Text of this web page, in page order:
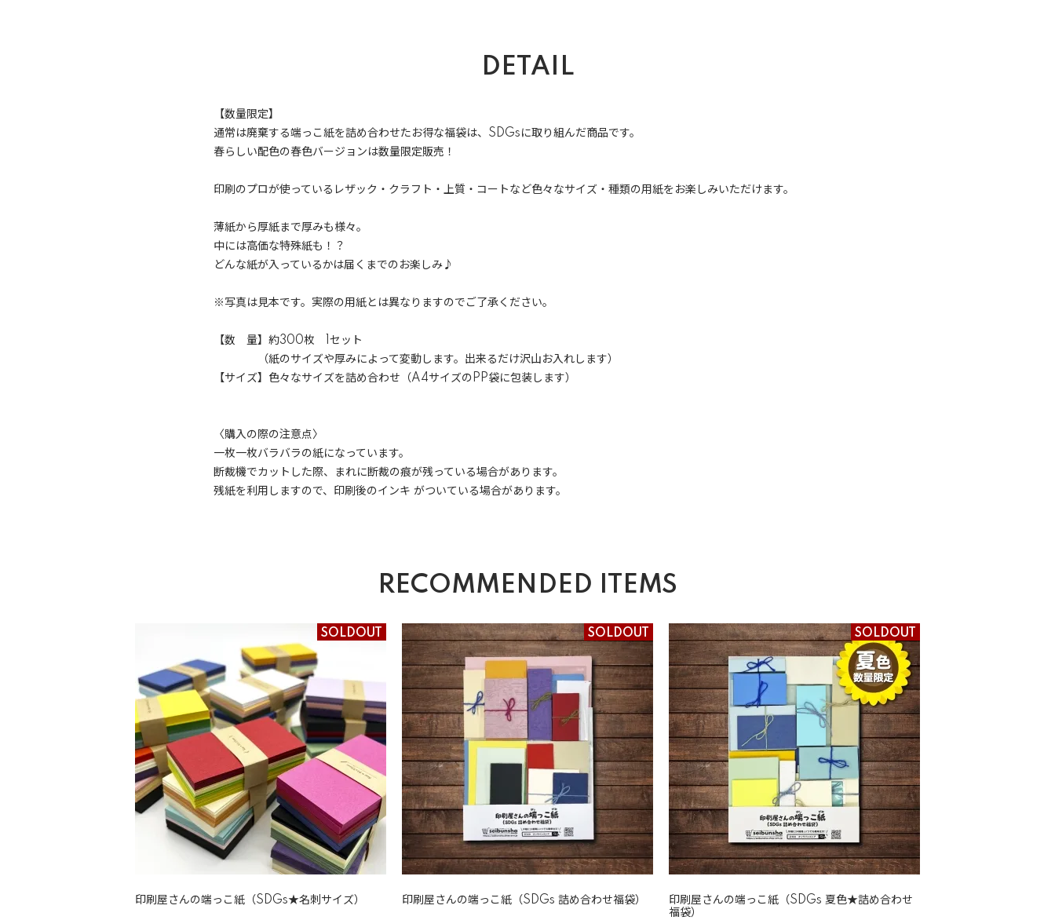
DETAIL
【数量限定】
通常は廃棄する端っこ紙を詰め合わせたお得な福袋は、SDGsに取り組んだ商品です。
春らしい配色の春色バージョンは数量限定販売！
印刷のプロが使っているレザック・クラフト・上質・コートなど色々なサイズ・種類の用紙をお楽しみいただけます。
薄紙から厚紙まで厚みも様々。
中には高価な特殊紙も！？
どんな紙が入っているかは届くまでのお楽しみ♪
※写真は見本です。実際の用紙とは異なりますのでご了承ください。
【数 量】約300枚 1セット
（紙のサイズや厚みによって変動します。出来るだけ沢山お入れします）
【サイズ】色々なサイズを詰め合わせ（A4サイズのPP袋に包装します）
〈購入の際の注意点〉
一枚一枚バラバラの紙になっています。
断裁機でカットした際、まれに断裁の痕が残っている場合があります。
残紙を利用しますので、印刷後のインキ がついている場合があります。
RECOMMENDED ITEMS
SOLDOUT
印刷屋さんの端っこ紙（SDGs★名刺サイズ）
SOLDOUT
印刷屋さんの端っこ紙（SDGs 詰め合わせ福袋）
SOLDOUT
印刷屋さんの端っこ紙（SDGs 夏色★詰め合わせ
福袋）